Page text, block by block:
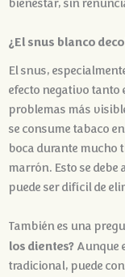
bienestar, sin
¿El snus blanco
El snus,
efecto negativo tanto
problemas más
se consume tabaco
boca durante mucho
marrón. Esto se debe
puede ser difícil de
También es una
los dientes? Aunque
tradicional, puede